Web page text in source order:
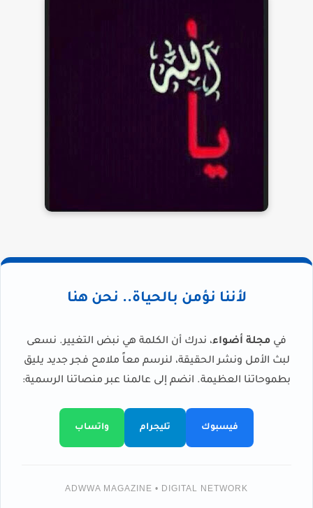
لأننا نؤمن بالحياة.. نحن هنا
في مجلة أضواء، ندرك أن الكلمة هي نبض التغيير. نسعى
لبث الأمل ونشر الحقيقة، لنرسم معاً ملامح فجر جديد يليق
بطموحاتنا العظيمة. انضم إلى عالمنا عبر منصاتنا الرسمية:
فيسبوك تليجرام واتساب
ADWWA MAGAZINE • DIGITAL NETWORK